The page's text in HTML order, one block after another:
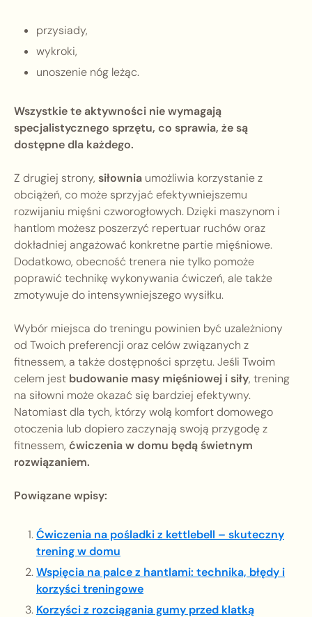
przysiady,
wykroki,
unoszenie nóg leżąc.
Wszystkie te aktywności nie wymagają
specjalistycznego sprzętu, co sprawia, że są
dostępne dla każdego.
Z drugiej strony, siłownia umożliwia korzystanie z
obciążeń, co może sprzyjać efektywniejszemu
rozwijaniu mięśni czworogłowych. Dzięki maszynom i
hantlom możesz poszerzyć repertuar ruchów oraz
dokładniej angażować konkretne partie mięśniowe.
Dodatkowo, obecność trenera nie tylko pomoże
poprawić technikę wykonywania ćwiczeń, ale także
zmotywuje do intensywniejszego wysiłku.
Wybór miejsca do treningu powinien być uzależniony
od Twoich preferencji oraz celów związanych z
fitnessem, a także dostępności sprzętu. Jeśli Twoim
celem jest budowanie masy mięśniowej i siły, trening
na siłowni może okazać się bardziej efektywny.
Natomiast dla tych, którzy wolą komfort domowego
otoczenia lub dopiero zaczynają swoją przygodę z
fitnessem, ćwiczenia w domu będą świetnym
rozwiązaniem.
Powiązane wpisy:
Ćwiczenia na pośladki z kettlebell – skuteczny
trening w domu
Wspięcia na palce z hantlami: technika, błędy i
korzyści treningowe
Korzyści z rozciągania gumy przed klatką